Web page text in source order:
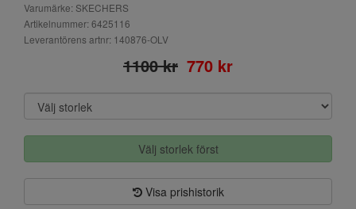
Varumärke: SKECHERS
Artikelnummer: 6425116
Leverantörens artnr: 140876-OLV
1100 kr 770 kr
Välj storlek först
Visa prishistorik